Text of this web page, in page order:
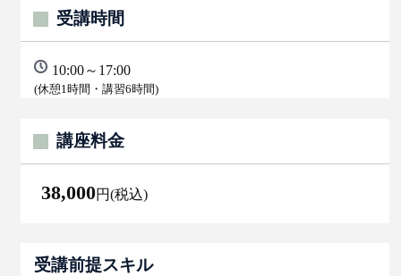
受講時間
10:00～17:00
(休憩1時間・講習6時間)
講座料金
38,000円(税込)
受講前提スキル